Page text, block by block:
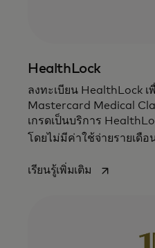
HealthLock
ลงทะเบียน HealthLock
Mastercard Medical
เกรดเป็นบริการ
โดยไม่มีค่าใช้จ่ายรายเดือ
เรียนรู้เพิ่มเติม opens in a